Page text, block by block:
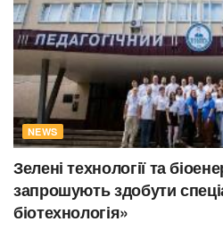
NEWS
Зелені технології та
запрошують здобути
біотехнологія»